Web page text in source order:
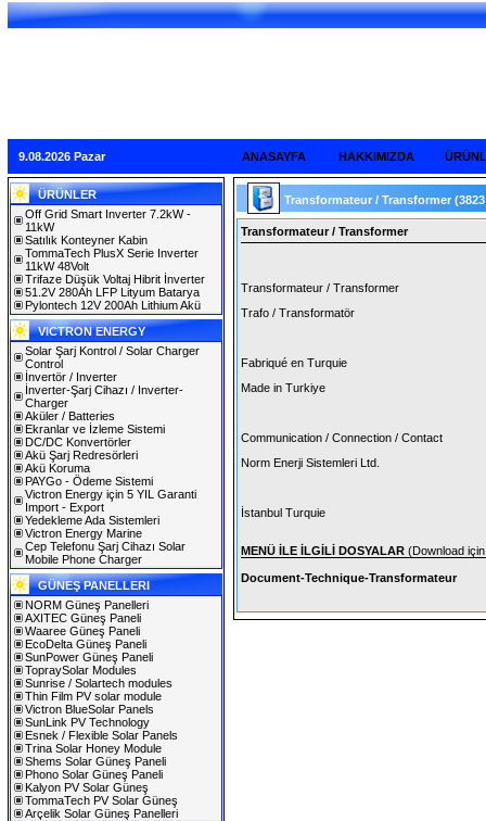
9.08.2026 Pazar ANASAYFA HAKKIMIZDA
ÜRÜNLER
Off Grid Smart Inverter 7.2kW -
11kW
Satılık Konteyner Kabin
TommaTech PlusX Serie Inverter
11kW 48Volt
Trifaze Düşük Voltaj Hibrit İnverter
51.2V 280Ah LFP Lityum Batarya
Pylontech 12V 200Ah Lithium Akü
VICTRON ENERGY
Solar Şarj Kontrol / Solar Charger
Control
İnvertör / Inverter
İnverter-Şarj Cihazı / Inverter-
Charger
Aküler / Batteries
Ekranlar ve İzleme Sistemi
DC/DC Konvertörler
Akü Şarj Redresörleri
Akü Koruma
PAYGo - Ödeme Sistemi
Victron Energy için 5 YIL Garanti
Import - Export
Yedekleme Ada Sistemleri
Victron Energy Marine
Cep Telefonu Şarj Cihazı Solar
Mobile Phone Charger
GÜNEŞ PANELLERI
NORM Güneş Panelleri
AXITEC Güneş Paneli
Waaree Güneş Paneli
EcoDelta Güneş Paneli
SunPower Güneş Paneli
TopraySolar Modules
Sunrise / Solartech modules
Thin Film PV solar module
Victron BlueSolar Panels
SunLink PV Technology
Esnek / Flexible Solar Panels
Trina Solar Honey Module
Shems Solar Güneş Paneli
Phono Solar Güneş Paneli
Kalyon PV Solar Güneş
TommaTech PV Solar Güneş
Arçelik Solar Güneş Panelleri
Transformateur / Transformer
Transformateur / Transformer
Transformateur / Transformer
Trafo / Transformatör
Fabriqué en Turquie
Made in Turkiye
Communication / Connection / Contact
Norm Enerji Sistemleri Ltd.
İstanbul Turquie
MENÜ İLE İLGİLİ DOSYALAR (Download
Document-Technique-Transformateur